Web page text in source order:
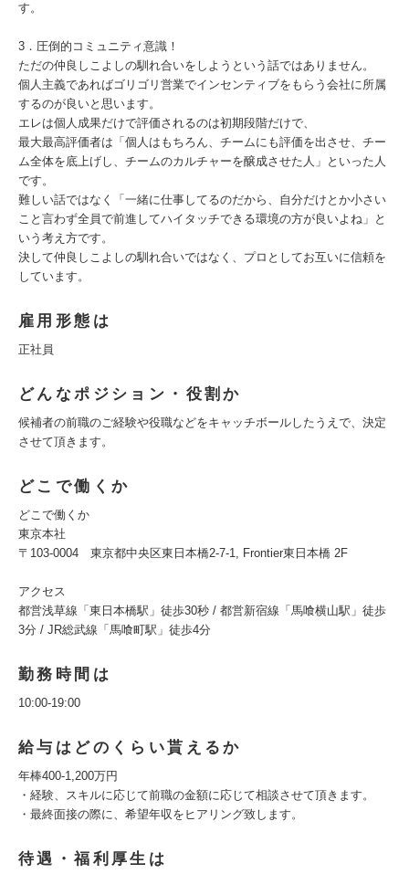
す。
3．圧倒的コミュニティ意識！
ただの仲良しこよしの馴れ合いをしようという話ではありません。
個人主義であればゴリゴリ営業でインセンティブをもらう会社に所属
するのが良いと思います。
エレは個人成果だけで評価されるのは初期段階だけで、
最大最高評価者は「個人はもちろん、チームにも評価を出させ、チー
ム全体を底上げし、チームのカルチャーを醸成させた人」といった人
です。
難しい話ではなく「一緒に仕事してるのだから、自分だけとか小さい
こと言わず全員で前進してハイタッチできる環境の方が良いよね」と
いう考え方です。
決して仲良しこよしの馴れ合いではなく、プロとしてお互いに信頼を
しています。
雇用形態は
正社員
どんなポジション・役割か
候補者の前職のご経験や役職などをキャッチボールしたうえで、決定
させて頂きます。
どこで働くか
どこで働くか
東京本社
〒103-0004 東京都中央区東日本橋2-7-1, Frontier東日本橋 2F
アクセス
都営浅草線「東日本橋駅」徒歩30秒 / 都営新宿線「馬喰横山駅」徒歩
3分 / JR総武線「馬喰町駅」徒歩4分
勤務時間は
10:00-19:00
給与はどのくらい貰えるか
年棒400-1,200万円
・経験、スキルに応じて前職の金額に応じて相談させて頂きます。
・最終面接の際に、希望年収をヒアリング致します。
待遇・福利厚生は